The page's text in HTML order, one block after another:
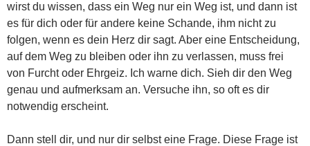
wirst du wissen, dass ein Weg nur ein Weg ist, und dann ist
es für dich oder für andere keine Schande, ihm nicht zu
folgen, wenn es dein Herz dir sagt. Aber eine Entscheidung,
auf dem Weg zu bleiben oder ihn zu verlassen, muss frei
von Furcht oder Ehrgeiz. Ich warne dich. Sieh dir den Weg
genau und aufmerksam an. Versuche ihn, so oft es dir
notwendig erscheint.
Dann stell dir, und nur dir selbst eine Frage. Diese Frage ist